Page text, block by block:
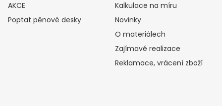
AKCE
Poptat pěnové desky
Kalkulace na míru
Novinky
O materiálech
Zajímavé realizace
Reklamace, vrácení zboží